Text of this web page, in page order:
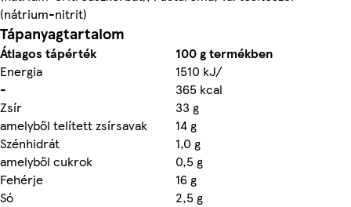
(nátrium-nitrit)
Tápanyagtartalom
Átlagos tápérték
100 g termékben
Energia
1510 kJ/
-
365 kcal
Zsír
33 g
amelyből telített zsírsavak
14 g
Szénhidrát
1,0 g
amelyből cukrok
0,5 g
Fehérje
16 g
Só
2,5 g